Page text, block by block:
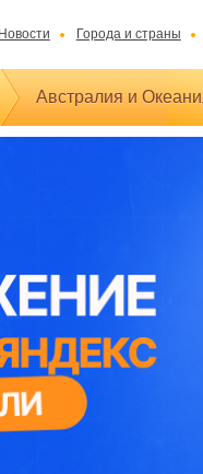
Новости Города и страны
Австралия и